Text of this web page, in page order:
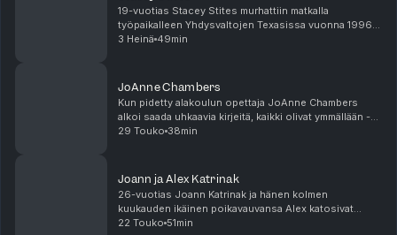
19-vuotias Stacey Stites murhattiin matkalla
työpaikalleen Yhdysvaltojen Texasissa vuonna 1996.
Vaikka tapauksesta on annettu tuomio ja syyllinen on
3 Heinä 49min
JoAnne Chambers
Kun pidetty alakoulun opettaja JoAnne Chambers
alkoi saada uhkaavia kirjeitä, kaikki olivat ymmällään -
JoAnnella ei ollut vihamiehiä, vaikka hänen vapaammat
29 Touko 38min
Joann ja Alex Katrinak
26-vuotias Joann Katrinak ja hänen kolmen
kuukauden ikäinen poikavauvansa Alex katosivat
keskellä päivää joulukuussa 1994 Pennsylvaniassa,
22 Touko 51min